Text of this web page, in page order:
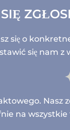
się o
się nam
Nasz
na wszystkie